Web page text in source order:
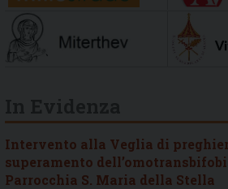
Intervento alla Veglia di
superamento
Parrocchia S. Maria della Stella